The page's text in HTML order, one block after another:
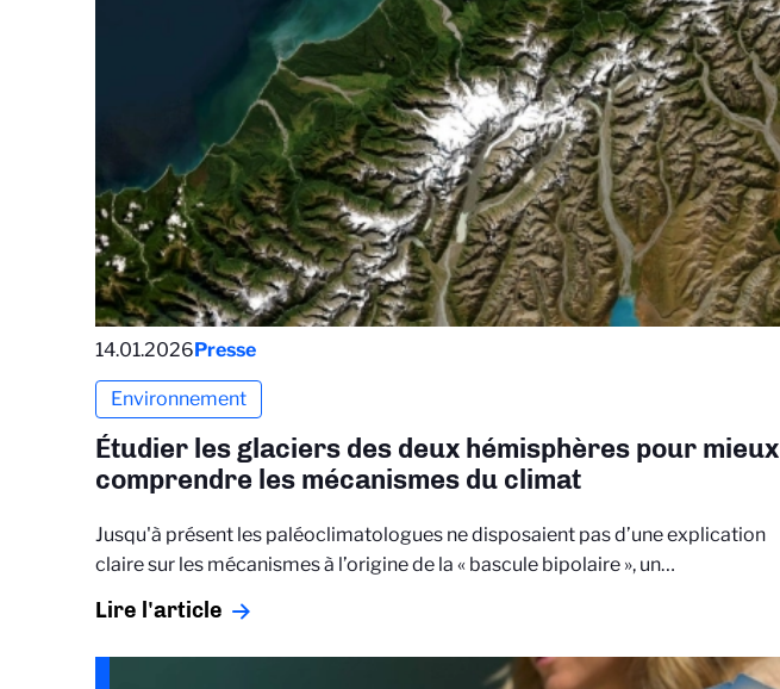
14.01.2026Presse
Environnement
Étudier les glaciers des deux hémisphères pour mieux
comprendre les mécanismes du climat
Jusqu'à présent les paléoclimatologues ne disposaient pas d’une explication
claire sur les mécanismes à l’origine de la « bascule bipolaire », un…
Lire l'article